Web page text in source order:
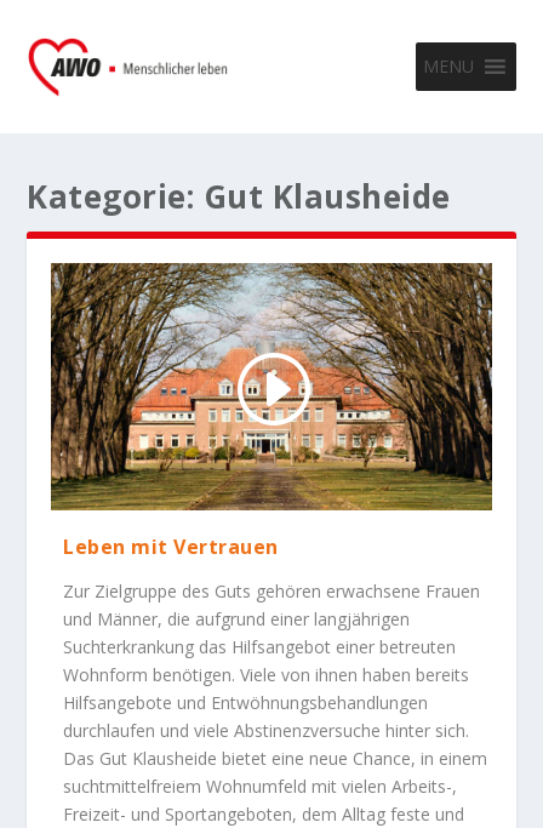
MENU
Kategorie: Gut Klausheide
Leben mit Vertrauen
Zur Zielgruppe des Guts gehören erwachsene Frauen
und Männer, die aufgrund einer langjährigen
Suchterkrankung das Hilfsangebot einer betreuten
Wohnform benötigen. Viele von ihnen haben bereits
Hilfsangebote und Entwöhnungsbehandlungen
durchlaufen und viele Abstinenzversuche hinter sich.
Das Gut Klausheide bietet eine neue Chance, in einem
suchtmittelfreiem Wohnumfeld mit vielen Arbeits-,
Freizeit- und Sportangeboten, dem Alltag feste und